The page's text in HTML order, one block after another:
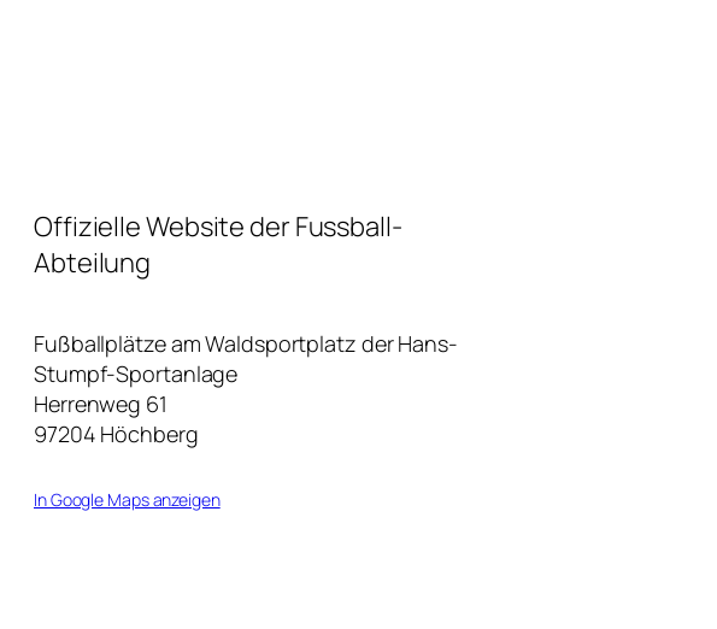
Offizielle Website der Fussball-
Abteilung
Fußballplätze am Waldsportplatz der Hans-
Stumpf-Sportanlage
Herrenweg 61
97204 Höchberg
In Google Maps anzeigen